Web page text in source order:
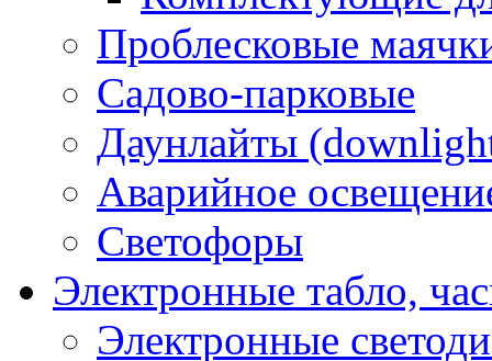
Проблесковые
Садово-парковые
Даунлайты
Аварийное
Светофоры
Электронные табло,
Электронные